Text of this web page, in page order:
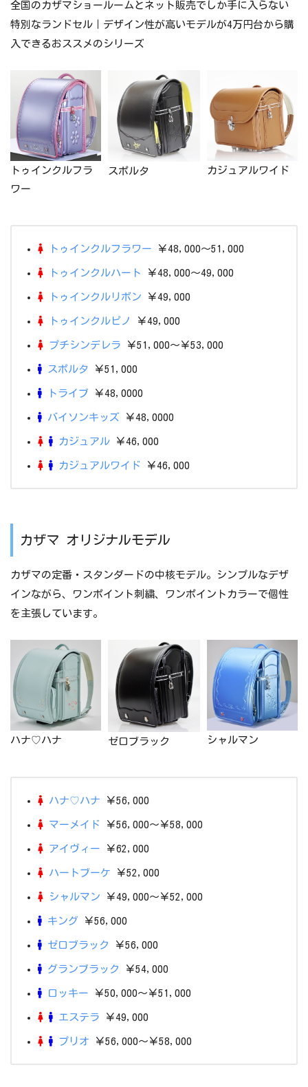
全国のカザマショールームとネット販売でしか手に入らない
特別なランドセル｜デザイン性が高いモデルが4万円台から購
入できるおススメのシリーズ
トゥインクルフラ
ワー
スポルタ カジュアルワイド
トゥインクルフラワー ￥48,000～51,000
トゥインクルハート ￥48,000～49,000
トゥインクルリボン ￥49,000
トゥインクルピノ ￥49,000
プチシンデレラ ￥51,000～￥53,000
スポルタ ￥51,000
トライブ ￥48,0000
バイソンキッズ ￥48,0000
カジュアル￥46,000
カジュアルワイド ￥46,000
カザマ オリジナルモデル
カザマの定番・スタンダードの中核モデル。シンプルなデザ
インながら、ワンポイント刺繍、ワンポイントカラーで個性
を主張しています。
ハナ♡ハナ ゼロブラック シャルマン
ハナ♡ハナ ￥56,000
マーメイド ￥56,000～￥58,000
アイヴィー ￥62,000
ハートブーケ ￥52,000
シャルマン ￥49,000～￥52,000
キング ￥56,000
ゼロブラック ￥56,000
グランブラック ￥54,000
ロッキー ￥50,000～￥51,000
エステラ ￥49,000
プリオ ￥56,000～￥58,000